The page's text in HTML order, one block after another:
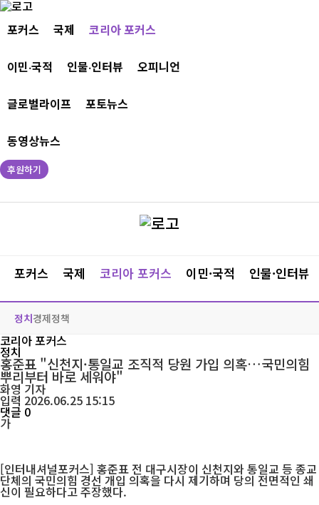
포커스 국제 코리아 포커스
이민·국적 인물·인터뷰 오피니언
글로벌라이프 포토뉴스
동영상뉴스
후원하기
포커스 국제 코리아 포커스 이민·국적 인물·인터뷰
정치경제정책
코리아 포커스
정치
홍준표 "신천지·통일교 조직적 당원 가입 의혹…국민의힘
뿌리부터 바로 세워야"
화영기자
입력 2026.06.25 15:15
댓글 0
가
[인터내셔널포커스] 홍준표 전 대구시장이 신천지와 통일교 등 종교
단체의 국민의힘 경선 개입 의혹을 다시 제기하며 당의 전면적인 쇄
신이 필요하다고 주장했다.